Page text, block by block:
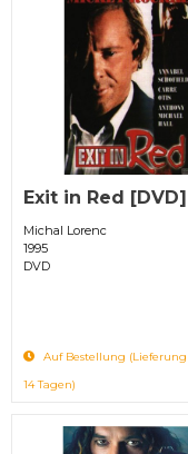
Exit in Red [DVD]
Michal Lorenc
1995
DVD
Auf Bestellung
14 Tagen)